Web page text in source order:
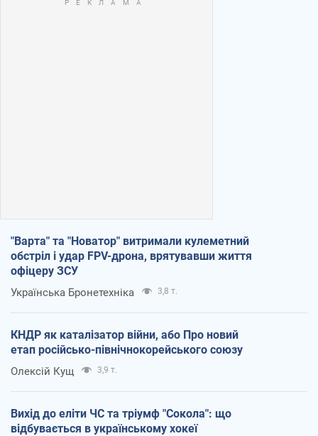
"Варта" та "Новатор" витримали кулеметний
обстріл і удар FPV-дрона, врятувавши життя
офіцеру ЗСУ
Українська Бронетехніка 3,8 т.
КНДР як каталізатор війни, або Про новий
етап російсько-північнокорейського союзу
Олексій Кущ 3,9 т.
Вихід до еліти ЧС та тріумф "Сокола": що
відбувається в українському хокеї